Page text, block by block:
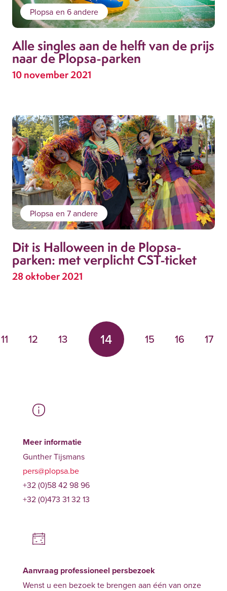
Plopsa en 6 andere
Alle singles aan de helft van de prijs
naar de Plopsa-parken
10 november 2021
Plopsa en 7 andere
Dit is Halloween in de Plopsa-
parken: met verplicht CST-ticket
28 oktober 2021
11 12 13 14 15 16 17
Meer informatie
Gunther Tijsmans
pers@plopsa.be
+32 (0)58 42 98 96
+32 (0)473 31 32 13
Aanvraag professioneel persbezoek
Wenst u een bezoek te brengen aan één van onze